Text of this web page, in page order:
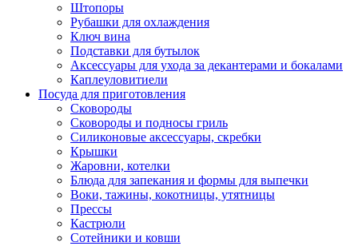
Штопоры
Рубашки для охлаждения
Ключ вина
Подставки для бутылок
Аксессуары для ухода за декантерами и бокалами
Каплеуловитиели
Посуда для приготовления
Сковороды
Сковороды и подносы гриль
Силиконовые аксессуары, скребки
Крышки
Жаровни, котелки
Блюда для запекания и формы для выпечки
Воки, тажины, кокотницы, утятницы
Прессы
Кастрюли
Сотейники и ковши